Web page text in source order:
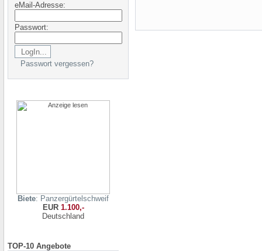
eMail-Adresse:
Passwort:
Passwort vergessen?
Biete: Panzergürtelschweif
EUR1.100,-
Deutschland
TOP-10 Angebote